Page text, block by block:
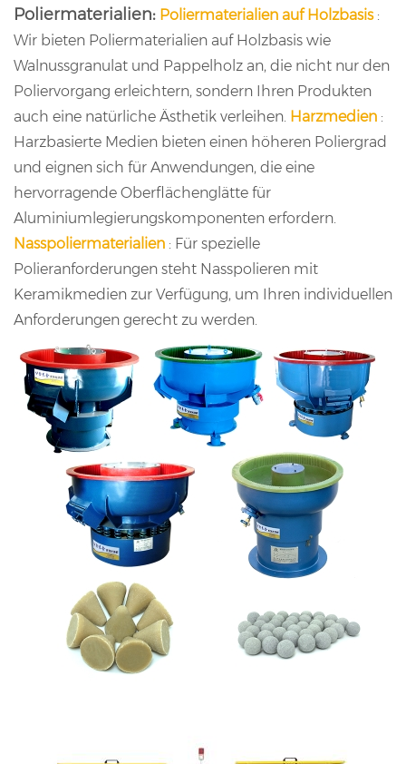
Poliermaterialien: Poliermaterialien auf Holzbasis:
Wir bieten Poliermaterialien auf Holzbasis wie
Walnussgranulat und Pappelholz an, die nicht nur den
Poliervorgang erleichtern, sondern Ihren Produkten
auch eine natürliche Ästhetik verleihen. Harzmedien :
Harzbasierte Medien bieten einen höheren Poliergrad
und eignen sich für Anwendungen, die eine
hervorragende Oberflächenglätte für
Aluminiumlegierungskomponenten erfordern.
Nasspoliermaterialien : Für spezielle
Polieranforderungen steht Nasspolieren mit
Keramikmedien zur Verfügung, um Ihren individuellen
Anforderungen gerecht zu werden.